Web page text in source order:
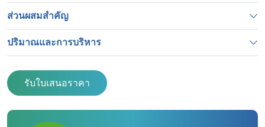
ส่วนผสมสำคัญ
ปริมาณและการบริหาร
รับใบเสนอราคา